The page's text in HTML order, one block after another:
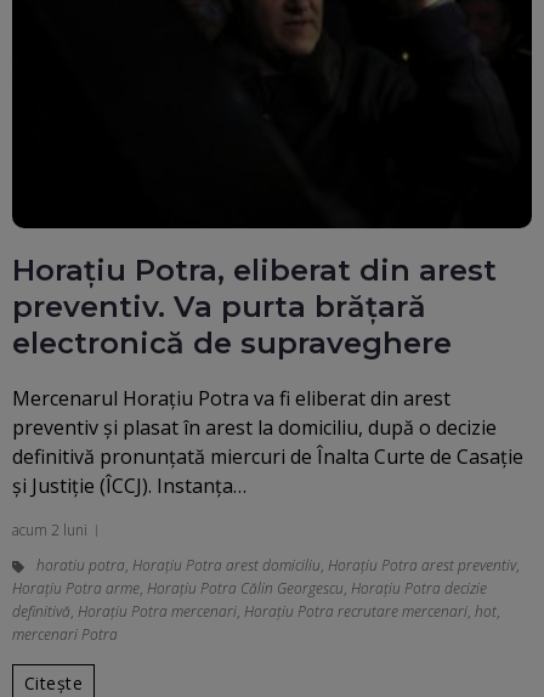
Horațiu Potra, eliberat din arest
preventiv. Va purta brățară
electronică de supraveghere
Mercenarul Horațiu Potra va fi eliberat din arest
preventiv și plasat în arest la domiciliu, după o decizie
definitivă pronunțată miercuri de Înalta Curte de Casație
și Justiție (ÎCCJ). Instanța…
acum 2 luni
horatiu potra, Horațiu Potra arest domiciliu, Horațiu Potra arest preventiv,
Horațiu Potra arme, Horațiu Potra Călin Georgescu, Horațiu Potra decizie
definitivă, Horațiu Potra mercenari, Horațiu Potra recrutare mercenari, hot,
mercenari Potra
Citește